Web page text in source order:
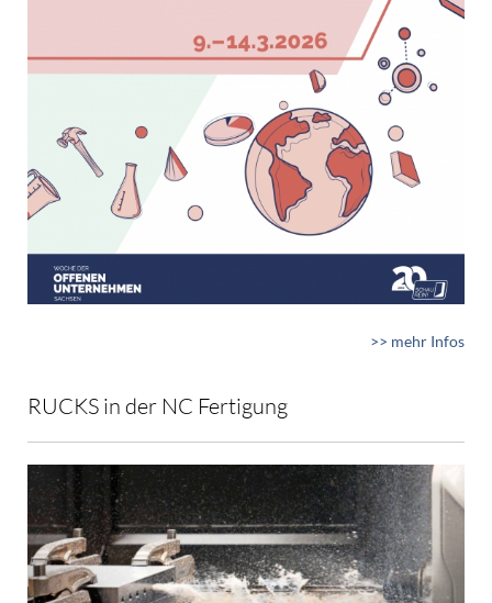
>> mehr Infos
RUCKS in der NC Fertigung